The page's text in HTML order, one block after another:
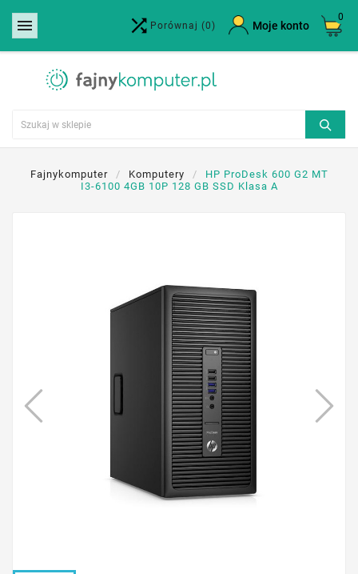
  Porównaj (0) Moje konto
0
Fajnykomputer Komputery
HP ProDesk 600 G2 MT
I3-6100 4GB 10P 128 GB SSD Klasa A
Utwórz listę życzeń ×
Nazwa listy życzeń
Anuluj Utwórz listę życzeń